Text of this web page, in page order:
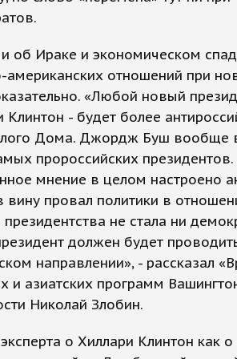
об Ираке и экономическом
американских отношений при
«Любой новый
Клинтон - будет более
Дома. Джордж Буш вообще
пророссийских
мнение в целом настроено
вину провал политики в
не стала ни
должен будет
направлении», - рассказал
и азиатских программ
Николай Злобин.
о Хиллари Клинтон